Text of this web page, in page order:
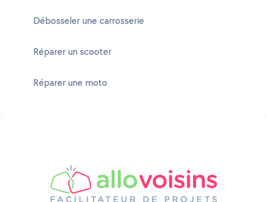
Débosseler une carrosserie
Réparer un scooter
Réparer une moto